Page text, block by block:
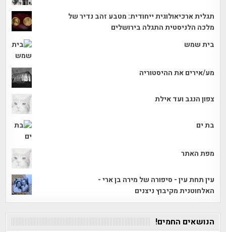
תגלית ארכיאולוגית ייחודית: מטבע זהב נדיר של
מלכה הלניסטית התגלה בירושלים
בית שמש
מע/אירים את ההיסטוריה
צפון הנגב ועד אילת
בת ים
מפת האתר
עין תחת עין - סיפורה של מירה בן ארי -
האלחוטנית מקיבוץ ניצנים
הנושאים החמים!